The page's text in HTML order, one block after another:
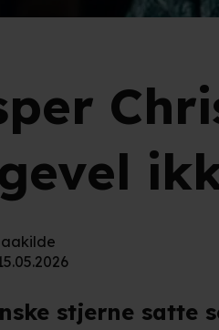
stjerne